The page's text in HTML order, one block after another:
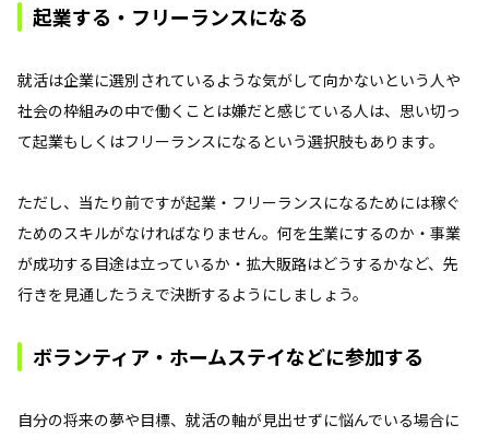
起業する・フリーランスになる
就活は企業に選別されているような気がして向かないという人や
社会の枠組みの中で働くことは嫌だと感じている人は、思い切っ
て起業もしくはフリーランスになるという選択肢もあります。
ただし、当たり前ですが起業・フリーランスになるためには稼ぐ
ためのスキルがなければなりません。何を生業にするのか・事業
が成功する目途は立っているか・拡大販路はどうするかなど、先
行きを見通したうえで決断するようにしましょう。
ボランティア・ホームステイなどに参加する
自分の将来の夢や目標、就活の軸が見出せずに悩んでいる場合に